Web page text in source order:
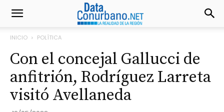
INICIO POLÍTICA
Con el concejal Gallucci de
anfitrión, Rodríguez Larreta
visitó Avellaneda